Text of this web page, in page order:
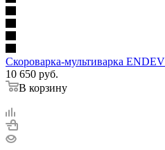
Скороварка-мультиварка
10 650 руб.
В корзину